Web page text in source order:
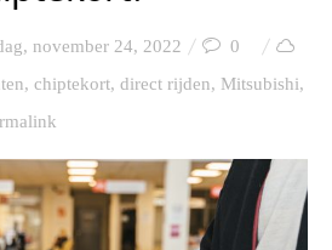
november 24, 2022
0
, chiptekort, direct rijden, Mitsubishi,